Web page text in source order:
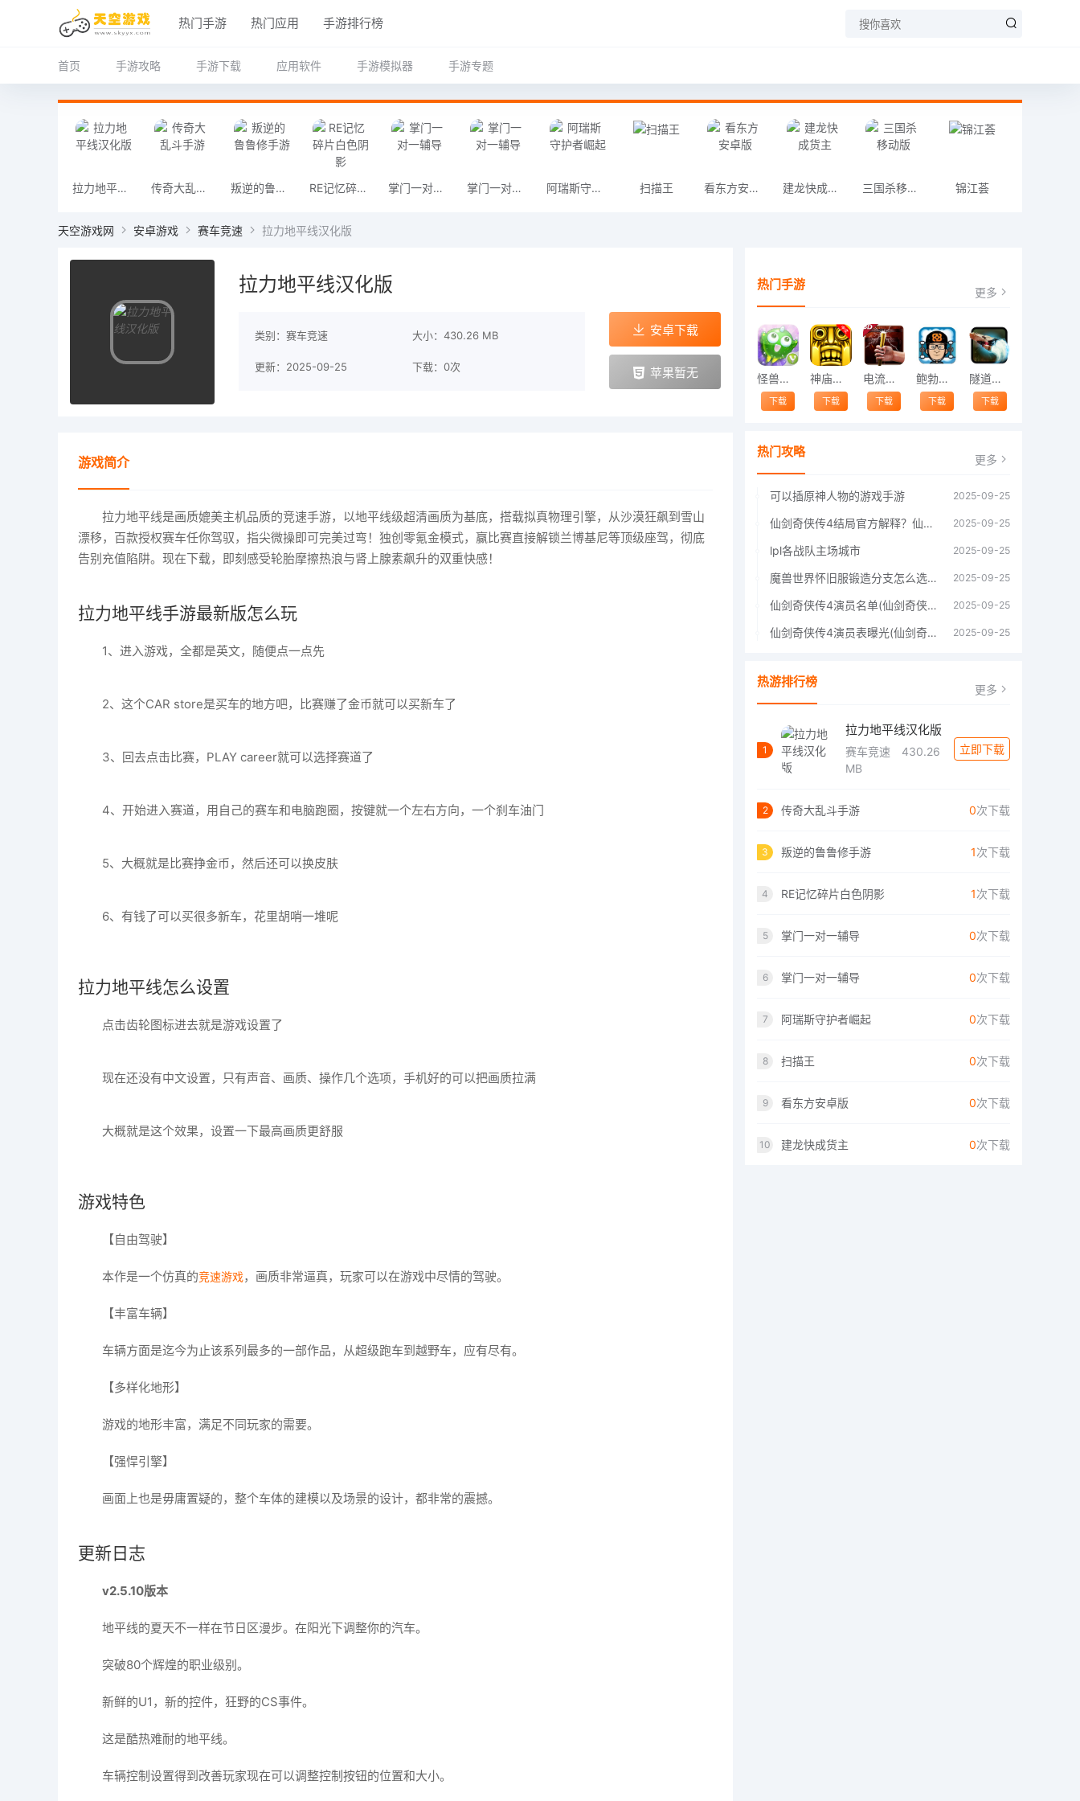
热门手游 热门应用 手游排行榜
首页 手游攻略 手游下载 应用软件 手游模拟器 手游专题
拉力地平线汉化版 传奇大乱斗手游 叛逆的鲁鲁修手游 RE记忆碎片白色阴影 掌门一对一辅导 掌门一对一辅导 阿瑞斯守护者崛起 扫描王 看东方安卓版 建龙快成货主 三国杀移动版 锦江荟
天空游戏网 安卓游戏 赛车竞速 拉力地平线汉化版
拉力地平线汉化版
类别：赛车竞速 大小：430.26 MB
更新：2025-09-25 下载：0次
安卓下载
苹果暂无
游戏简介
拉力地平线是画质媲美主机品质的竞速手游，以地平线级超清画质为基底，搭载拟真物理引擎，从沙漠狂飙到雪山
漂移，百款授权赛车任你驾驭，指尖微操即可完美过弯！独创零氪金模式，赢比赛直接解锁兰博基尼等顶级座驾，彻底
告别充值陷阱。现在下载，即刻感受轮胎摩擦热浪与肾上腺素飙升的双重快感！
拉力地平线手游最新版怎么玩
1、进入游戏，全都是英文，随便点一点先
2、这个CAR store是买车的地方吧，比赛赚了金币就可以买新车了
3、回去点击比赛，PLAY career就可以选择赛道了
4、开始进入赛道，用自己的赛车和电脑跑圈，按键就一个左右方向，一个刹车油门
5、大概就是比赛挣金币，然后还可以换皮肤
6、有钱了可以买很多新车，花里胡哨一堆呢
拉力地平线怎么设置
点击齿轮图标进去就是游戏设置了
现在还没有中文设置，只有声音、画质、操作几个选项，手机好的可以把画质拉满
大概就是这个效果，设置一下最高画质更舒服
游戏特色
【自由驾驶】
本作是一个仿真的竞速游戏，画质非常逼真，玩家可以在游戏中尽情的驾驶。
【丰富车辆】
车辆方面是迄今为止该系列最多的一部作品，从超级跑车到越野车，应有尽有。
【多样化地形】
游戏的地形丰富，满足不同玩家的需要。
【强悍引擎】
画面上也是毋庸置疑的，整个车体的建模以及场景的设计，都非常的震撼。
更新日志
v2.5.10版本
地平线的夏天不一样在节日区漫步。在阳光下调整你的汽车。
突破80个辉煌的职业级别。
新鲜的U1，新的控件，狂野的CS事件。
这是酷热难耐的地平线。
车辆控制设置得到改善玩家现在可以调整控制按钮的位置和大小。
热门手游 更多
怪兽跳跃
下载
神庙逃亡中文版
下载
电流急急棒
下载
鲍勃的梦境
下载
隧道逃脱
下载
热门攻略 更多
可以插原神人物的游戏手游 2025-09-25
仙剑奇侠传4结局官方解释？仙剑四结局深度解析 2025-09-25
lpl各战队主场城市 2025-09-25
魔兽世界怀旧服锻造分支怎么选择60年代分支选择推荐 2025-09-25
仙剑奇侠传4演员名单(仙剑奇侠传4四大主角) 2025-09-25
仙剑奇侠传4演员表曝光(仙剑奇侠传4人物详细信息) 2025-09-25
热游排行榜 更多
1
拉力地平线汉化版
赛车竞速
430.26
MB
立即下载
2 传奇大乱斗手游 0次下载
3 叛逆的鲁鲁修手游 1次下载
4 RE记忆碎片白色阴影 1次下载
5 掌门一对一辅导 0次下载
6 掌门一对一辅导 0次下载
7 阿瑞斯守护者崛起 0次下载
8 扫描王 0次下载
9 看东方安卓版 0次下载
10 建龙快成货主 0次下载